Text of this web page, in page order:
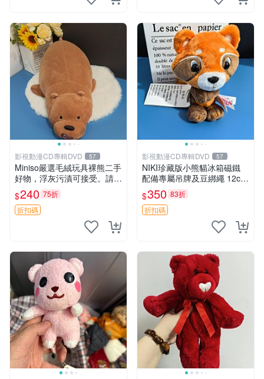
影視動漫CD專輯DVD 57
Miniso嚴選毛絨玩具裸熊二手
好物，浮灰污漬可接受。請詳
閱照片再下單，售出不退不
換。全新品相收藏推薦。 裸
熊 毛絨玩具 收藏
$240 75折
折扣碼
影視動漫CD專輯DVD 57
NIKI珍藏版小熊貓冰箱磁鐵
配備專屬吊牌及豆綁繩 12cm
廢品嚴選 好評推薦 小熊貓冰
箱貼 磁鐵掛件 冰箱飾品
$350 83折
折扣碼